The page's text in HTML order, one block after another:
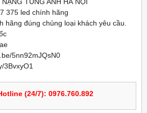
375 led chính hãng
hãng đúng chủng loại khách yêu cầu.
5nn92mJQsN0
3BvxyO1
(24/7): 0976.760.892